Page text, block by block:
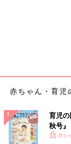
赤ちゃん・育児
育児
秋号
いっ赤ち